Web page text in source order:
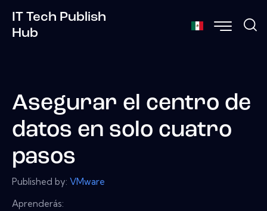
IT Tech Publish
Hub
Asegurar el centro de
datos en solo cuatro
pasos
Published by: VMware
Aprenderás: